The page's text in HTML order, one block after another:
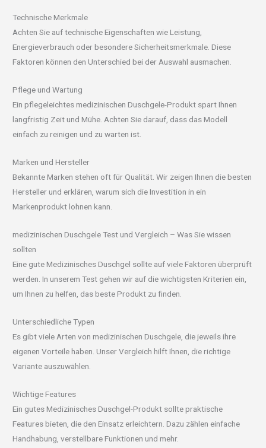
Technische Merkmale
Achten Sie auf technische Eigenschaften wie Leistung,
Energieverbrauch oder besondere Sicherheitsmerkmale. Diese
Faktoren können den Unterschied bei der Auswahl ausmachen.
Pflege und Wartung
Ein pflegeleichtes medizinischen Duschgele-Produkt spart Ihnen
langfristig Zeit und Mühe. Achten Sie darauf, dass das Modell
einfach zu reinigen und zu warten ist.
Marken und Hersteller
Bekannte Marken stehen oft für Qualität. Wir zeigen Ihnen die besten
Hersteller und erklären, warum sich die Investition in ein
Markenprodukt lohnen kann.
medizinischen Duschgele Test und Vergleich – Was Sie wissen
sollten
Eine gute Medizinisches Duschgel sollte auf viele Faktoren überprüft
werden. In unserem Test gehen wir auf die wichtigsten Kriterien ein,
um Ihnen zu helfen, das beste Produkt zu finden.
Unterschiedliche Typen
Es gibt viele Arten von medizinischen Duschgele, die jeweils ihre
eigenen Vorteile haben. Unser Vergleich hilft Ihnen, die richtige
Variante auszuwählen.
Wichtige Features
Ein gutes Medizinisches Duschgel-Produkt sollte praktische
Features bieten, die den Einsatz erleichtern. Dazu zählen einfache
Handhabung, verstellbare Funktionen und mehr.